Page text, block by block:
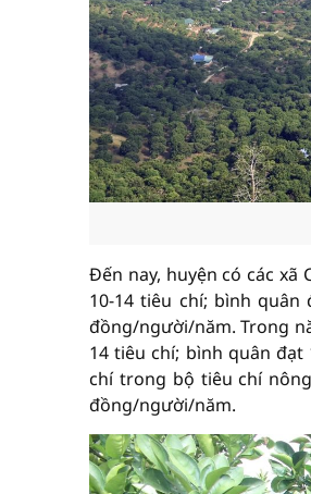
Đến nay, huyện có các xã
10-14 tiêu chí; bình
đồng/người/năm. Trong
14 tiêu chí; bình quân đạt
chí trong bộ tiêu chí
đồng/người/năm.